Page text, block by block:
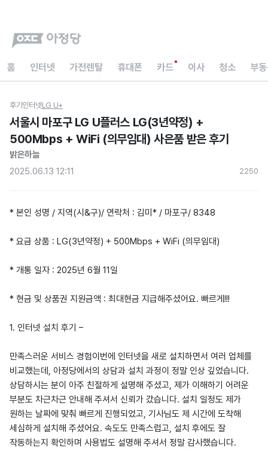
홈 인터넷 가전렌탈 휴대폰 카드 이사 청소 부
후기 인터넷LG U+
서울시 마포구 LG U플러스 LG(3년약정) +
500Mbps + WiFi (의무임대) 사은품 받은 후기
밝은하늘
2025.06.13 12:11
2250
* 본인 성명 / 지역(시&구)/ 연락처 : 김미* / 마포구/ 8348
* 요금 상품 : LG(3년약정) + 500Mbps + WiFi (의무임대)
* 개통 일자 : 2025년 6월 11일
* 현금 및 상품권 지원금액 : 최대현금 지급해주셨어요. 빠르게!!!
1. 인터넷 설치 후기 –
만족스러운 서비스 경험이번에 인터넷을 새로 설치하면서 여러 업체를
비교했는데, 아정당에서의 상담과 설치 과정이 정말 인상 깊었습니다.
상담하시는 분이 아주 친절하게 설명해 주셨고, 제가 이해하기 어려운
부분도 차근차근 안내해 주셔서 신뢰가 갔습니다. 설치 일정도 제가
원하는 날짜에 맞춰 빠르게 진행되었고, 기사님도 제 시간에 도착해
세심하게 설치해 주셨어요. 속도도 만족스럽고, 설치 후에도 잘
작동하는지 확인하며 사용법도 설명해 주셔서 정말 감사했습니다.